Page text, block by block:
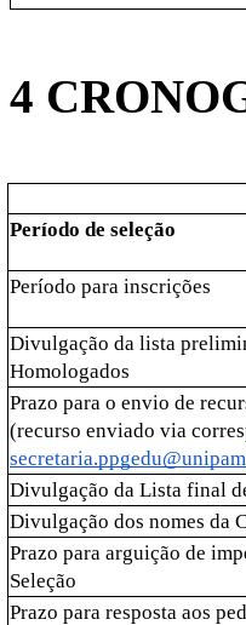
4
Período de seleção
Período para inscrições
Divulgação da lista
Homologados
Prazo para o envio de
(recurso enviado via
Divulgação da Lista final
Divulgação dos nomes da
Prazo para arguição de
Seleção
Prazo para resposta aos